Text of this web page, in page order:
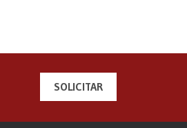
SOLICITAR